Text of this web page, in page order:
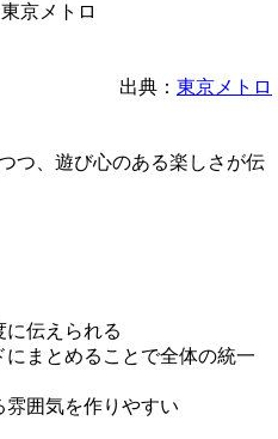
出典： 東京メトロ
つ、遊び心のある楽しさが伝
に伝えられる
まとめることで全体の統一
囲気を作りやすい